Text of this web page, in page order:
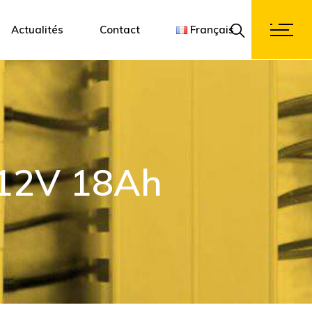
Actualités Contact Français
3D
Français
18Ah